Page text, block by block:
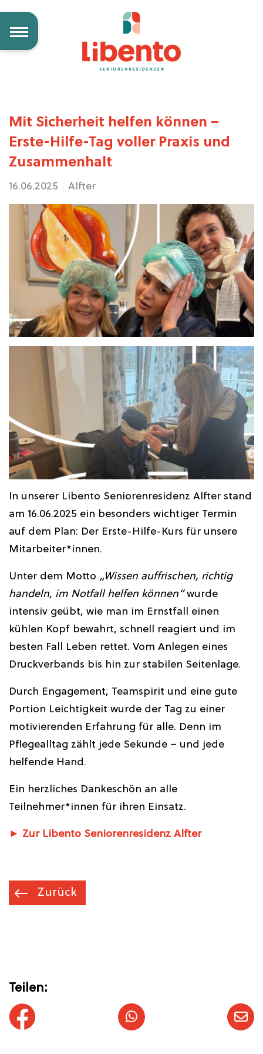
Mit Sicherheit helfen können –
Erste-Hilfe-Tag voller Praxis und
Zusammenhalt
16.06.2025 Alfter
In unserer Libento Seniorenresidenz Alfter stand
am 16.06.2025 ein besonders wichtiger Termin
auf dem Plan: Der Erste-Hilfe-Kurs für unsere
Mitarbeiter*innen.
Unter dem Motto „Wissen auffrischen, richtig
handeln, im Notfall helfen können“wurde
intensiv geübt, wie man im Ernstfall einen
kühlen Kopf bewahrt, schnell reagiert und im
besten Fall Leben rettet. Vom Anlegen eines
Druckverbands bis hin zur stabilen Seitenlage.
Durch Engagement, Teamspirit und eine gute
Portion Leichtigkeit wurde der Tag zu einer
motivierenden Erfahrung für alle. Denn im
Pflegealltag zählt jede Sekunde – und jede
helfende Hand.
Ein herzliches Dankeschön an alle
Teilnehmer*innen für ihren Einsatz.
► Zur Libento Seniorenresidenz Alfter
Zurück
Teilen: